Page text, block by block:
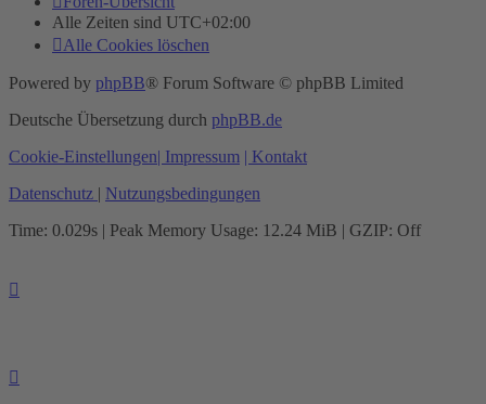
Alle Zeiten sind UTC+02:00
Alle Cookies löschen
Powered by phpBB® Forum Software © phpBB Limited
Deutsche Übersetzung durch phpBB.de
Cookie-Einstellungen| Impressum | Kontakt
Datenschutz | Nutzungsbedingungen
Time: 0.029s | Peak Memory Usage: 12.24 MiB | GZIP: Off